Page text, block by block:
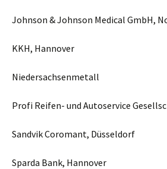
Johnson & Johnson Medical GmbH,
KKH, Hannover
Niedersachsenmetall
Profi Reifen- und Autoservice
Sandvik Coromant, Düsseldorf
Sparda Bank, Hannover